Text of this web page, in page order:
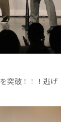
突破！！！逃げ